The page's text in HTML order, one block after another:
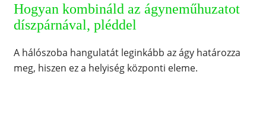
Hogyan kombináld az ágyneműhuzatot
díszpárnával, pléddel
A hálószoba hangulatát leginkább az ágy határozza
meg, hiszen ez a helyiség központi eleme.